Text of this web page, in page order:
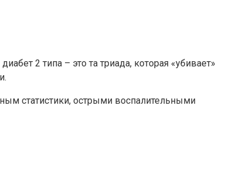
2 типа – это та триада, которая «убивает»
статистики, острыми воспалительными